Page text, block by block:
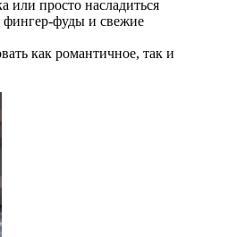
просто насладиться
фингер-фуды и свежие
как романтичное, так и